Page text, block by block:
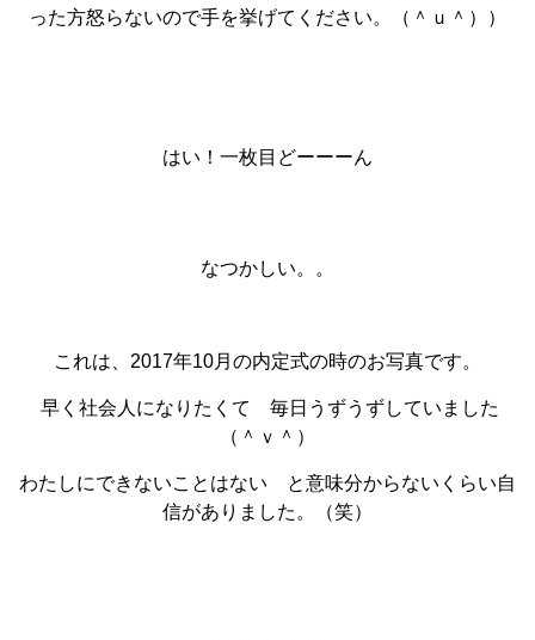
った方怒らないので手を挙げてください。（＾ｕ＾））
はい！一枚目どーーーん
なつかしい。。
これは、2017年10月の内定式の時のお写真です。
早く社会人になりたくて 毎日うずうずしていました
（＾ｖ＾）
わたしにできないことはない と意味分からないくらい自
信がありました。（笑）